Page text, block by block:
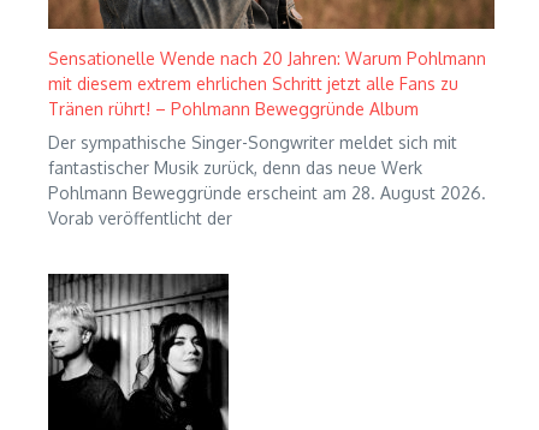
Sensationelle Wende nach 20 Jahren: Warum Pohlmann
mit diesem extrem ehrlichen Schritt jetzt alle Fans zu
Tränen rührt! – Pohlmann Beweggründe Album
Der sympathische Singer-Songwriter meldet sich mit
fantastischer Musik zurück, denn das neue Werk
Pohlmann Beweggründe erscheint am 28. August 2026.
Vorab veröffentlicht der